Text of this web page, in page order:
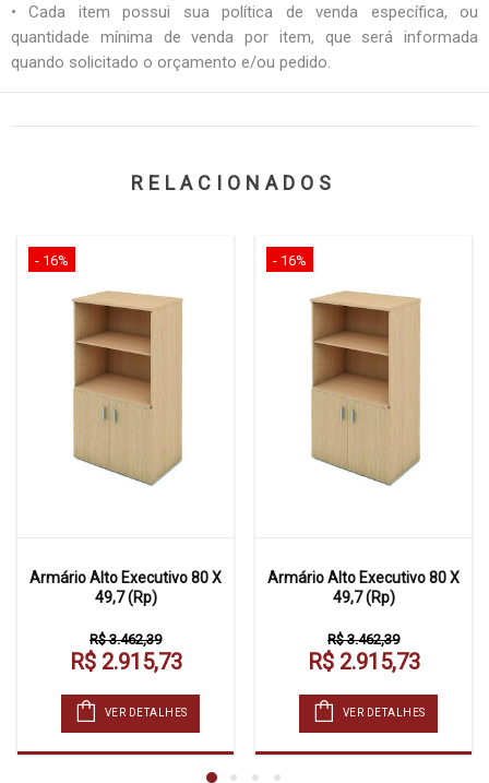
• Cada item possui sua política de venda específica, ou
quantidade mínima de venda por item, que será informada
quando solicitado o orçamento e/ou pedido.
RELACIONADOS
- 16%
Armário Alto Executivo 80 X
49,7 (Rp)
R$ 3.462,39
R$ 2.915,73
VER DETALHES
- 16%
Armário Alto Executivo 80 X
49,7 (Rp)
R$ 3.462,39
R$ 2.915,73
VER DETALHES